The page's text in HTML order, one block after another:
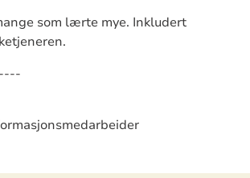
som lærte mye. Inkludert